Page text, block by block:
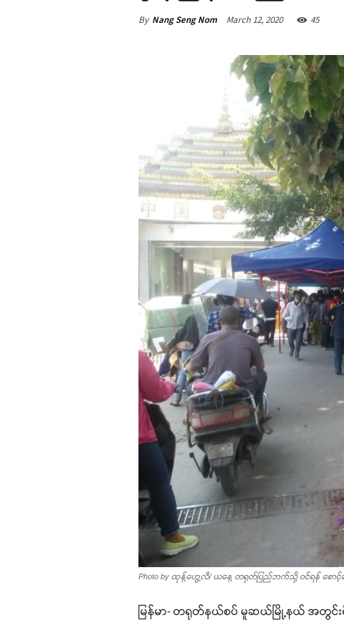
By Nang Seng Nom March 12, 2020 45
Photo by ထုန့်ဟွေ့လီ/ ယနေ့ တရုတ်ပြည်ဘက်သို့ ဝင်ရန် စောင့်ဆို
မြန်မာ- တရုတ်နယ်စပ် မူဆယ်မြို့နယ် အတွင်း